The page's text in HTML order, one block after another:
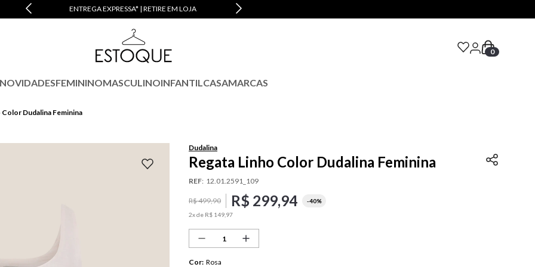
JUROS ENTREGA EXPRESSA* | RETIRE EM LOJA
0
NOVIDADESFEMININOMASCULINOINFANTILCASAMARCAS
Color Dudalina Feminina
Dudalina
Regata Linho Color Dudalina Feminina
REF: 12.01.2591_109
R$499,90 R$ 299,94 -40%
2x de R$ 149 97
Cor: Rosa